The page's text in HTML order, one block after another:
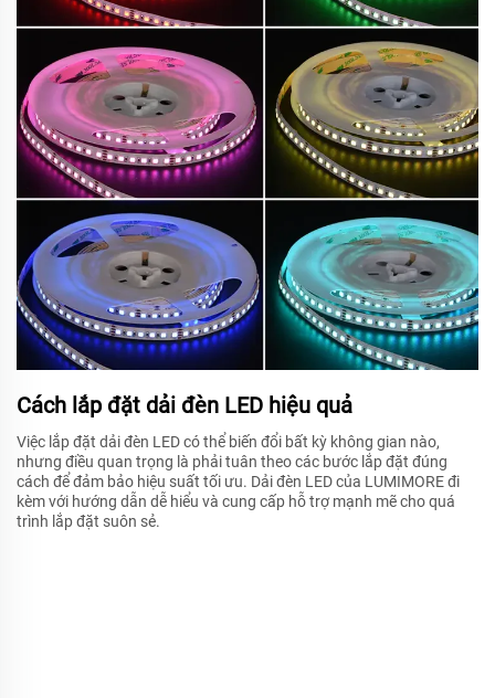
Cách lắp đặt dải đèn LED hiệu quả
Việc lắp đặt dải đèn LED có thể biến đổi bất kỳ không gian nào,
nhưng điều quan trọng là phải tuân theo các bước lắp đặt đúng
cách để đảm bảo hiệu suất tối ưu. Dải đèn LED của LUMIMORE đi
kèm với hướng dẫn dễ hiểu và cung cấp hỗ trợ mạnh mẽ cho quá
trình lắp đặt suôn sẻ.